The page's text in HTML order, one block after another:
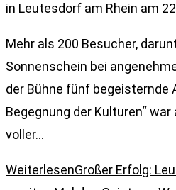
in Leutesdorf am Rhein am
Mehr als 200 Besucher,
Sonnenschein bei
der Bühne fünf begeisternde
Begegnung der Kulturen“
voller…
WeiterlesenGroßer Erfolg: